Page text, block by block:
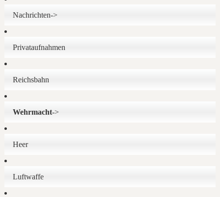
Nachrichten->
Privataufnahmen
Reichsbahn
Wehrmacht->
Heer
Luftwaffe